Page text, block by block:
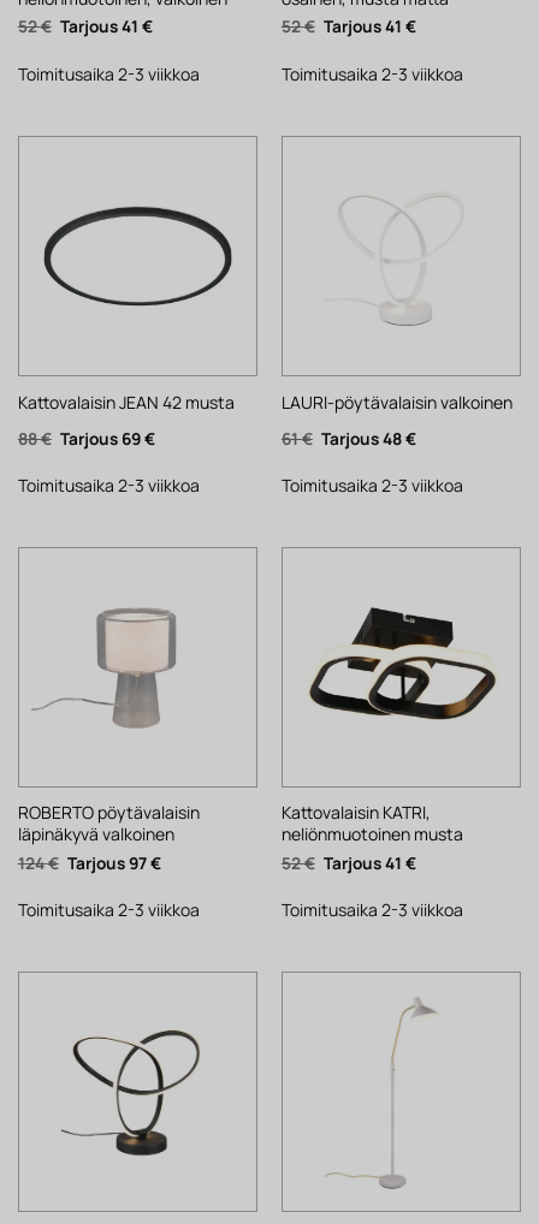
52€ Alkuperäinen
hinta
52 €.
41 €Nykyinen
41 €.
Toimitusaika 2-3 viikkoa
52€ Alkuperäinen
hinta
52 €.
41 €Nykyinen
41 €.
Toimitusaika 2-3 viikkoa
Kattovalaisin JEAN 42 musta
88€ Alkuperäinen
hinta
88 €.
69€Nykyinen
69 €.
Toimitusaika 2-3 viikkoa
LAURI-pöytävalaisin valkoinen
61€ Alkuperäinen
hinta
61 €.
48€Nykyinen
48 €.
Toimitusaika 2-3 viikkoa
ROBERTO pöytävalaisin
läpinäkyvä valkoinen
124€ Alkuperäinen
hinta
124 €.
97€Nykyinen
97 €.
Toimitusaika 2-3 viikkoa
Kattovalaisin KATRI,
neliönmuotoinen musta
52€ Alkuperäinen
hinta
52 €.
41 €Nykyinen
41 €.
Toimitusaika 2-3 viikkoa